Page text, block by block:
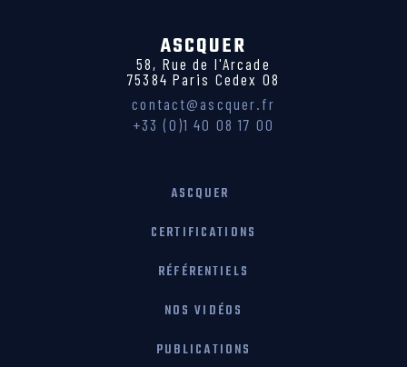
ASCQUER
58, Rue de l'Arcade
75384 Paris Cedex 08
contact@ascquer.fr
+33 (0)1 40 08 17 00
ASCQUER
CERTIFICATIONS
RÉFÉRENTIELS
NOS VIDÉOS
PUBLICATIONS